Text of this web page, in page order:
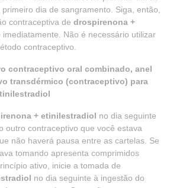
dia de sangramento. Siga, então,
contraceptiva de drospirenona +
imediatamente. Não é necessário utilizar
contraceptivo.
contraceptivo oral combinado, anel
transdérmico (contraceptivo) para
+ etinilestradiol no dia seguinte
outro contraceptivo que você estava
não haverá pausa entre as cartelas. Se
tomando apresenta comprimidos
ativo, inicie a tomada de
no dia seguinte à ingestão do